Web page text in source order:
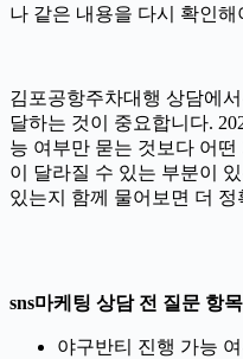
나 같은 내용을 다시 확인
김포공항주차대행 상담에
달하는 것이 중요합니다.
능 여부만 묻는 것보다 어
이 달라질 수 있는 부분이
있는지 함께 물어보면 더
sns마케팅 상담 전 질문 항
야구반티 진행 가능